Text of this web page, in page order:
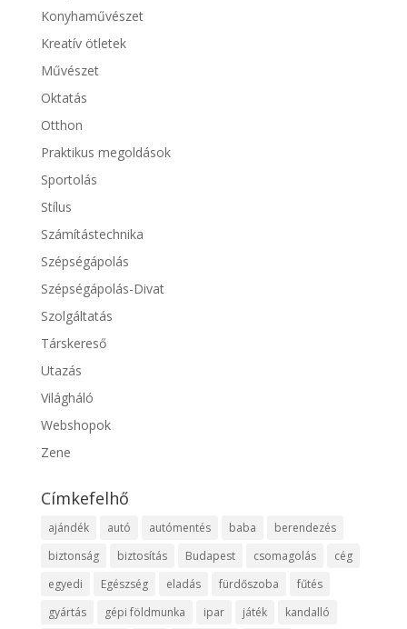
Konyhaművészet
Kreatív ötletek
Művészet
Oktatás
Otthon
Praktikus megoldások
Sportolás
Stílus
Számítástechnika
Szépségápolás
Szépségápolás-Divat
Szolgáltatás
Társkereső
Utazás
Világháló
Webshopok
Zene
Címkefelhő
ajándék autó autómentés baba
berendezés
biztonság
biztosítás Budapest csomagolás
cég
egyedi
Egészség eladás fürdőszoba
fűtés
gyártás
gépi földmunka ipar játék kandalló